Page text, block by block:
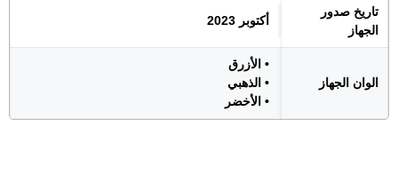
تاريخ صدور
الجهاز
أكتوبر 2023
الوان الجهاز
• الأزرق
• الذهبي
• الأخضر